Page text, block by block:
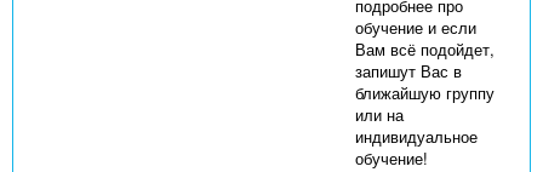
подробнее про
обучение и если
Вам всё подойдет,
запишут Вас в
ближайшую группу
или на
индивидуальное
обучение!